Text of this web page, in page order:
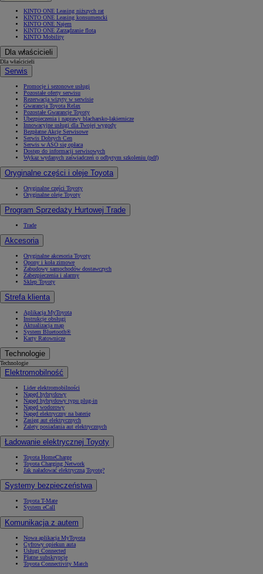
KINTO ONE Leasing niższych rat
KINTO ONE Leasing konsumencki
KINTO ONE Najem
KINTO ONE Zarządzanie flotą
KINTO Mobility
Dla właścicieli
Dla właścicieli
Serwis
Promocje i sezonowe usługi
Pozostałe oferty serwisu
Rezerwacja wizyty w serwisie
Gwarancja Toyota Relax
Pozostałe Gwarancje Toyoty
Ubezpieczenia i naprawy blacharsko-lakiernicze
Innowacyjne usługi dla Twojej wygody
Bezpłatne Akcje Serwisowe
Serwis Dobrych Cen
Serwis w ASO się opłaca
Dostęp do informacji serwisowych
Wykaz wydanych zaświadczeń o odbytym szkoleniu (pdf)
Oryginalne części i oleje Toyota
Oryginalne części Toyoty
Oryginalne oleje Toyoty
Program Sprzedaży Hurtowej Trade
Trade
Akcesoria
Oryginalne akcesoria Toyoty
Opony i koła zimowe
Zabudowy samochodów dostawczych
Zabezpieczenia i alarmy
Sklep Toyoty
Strefa klienta
Aplikacja MyToyota
Instrukcje obsługi
Aktualizacja map
System Bluetooth®
Karty Ratownicze
Technologie
Technologie
Elektromobilność
Lider elektromobilności
Napęd hybrydowy
Napęd hybrydowy typu plug-in
Napęd wodorowy
Napęd elektryczny na baterię
Zasięg aut elektrycznych
Zalety posiadania aut elektrycznych
Ładowanie elektrycznej Toyoty
Toyota HomeCharge
Toyota Charging Network
Jak naładować elektryczną Toyotę?
Systemy bezpieczeństwa
Toyota T-Mate
System eCall
Komunikacja z autem
Nowa aplikacja MyToyota
Cyfrowy opiekun auta
Usługi Connected
Płatne subskrypcje
Toyota Connectivity Match